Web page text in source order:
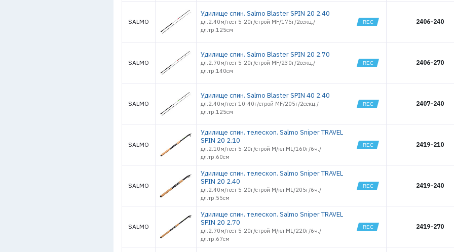
SALMO
Удилище спин. Salmo Blaster SPIN 20 2.40
дл.2.40м/тест 5-20г/строй MF/175г/2секц./
дл.тр.125см
2406-240
SALMO
Удилище спин. Salmo Blaster SPIN 20 2.70
дл.2.70м/тест 5-20г/строй MF/230г/2секц./
дл.тр.140см
2406-270
SALMO
Удилище спин. Salmo Blaster SPIN 40 2.40
дл.2.40м/тест 10-40г/строй MF/205г/2секц./
дл.тр.125см
2407-240
SALMO
Удилище спин. телескоп. Salmo Sniper TRAVEL
SPIN 20 2.10
дл.2.10м/тест 5-20г/строй M/кл.ML/160г/6ч./
дл.тр.60см
2419-210
SALMO
Удилище спин. телескоп. Salmo Sniper TRAVEL
SPIN 20 2.40
дл.2.40м/тест 5-20г/строй M/кл.ML/205г/6ч./
дл.тр.55см
2419-240
SALMO
Удилище спин. телескоп. Salmo Sniper TRAVEL
SPIN 20 2.70
дл.2.70м/тест 5-20г/строй M/кл.ML/220г/6ч./
дл.тр.67см
2419-270